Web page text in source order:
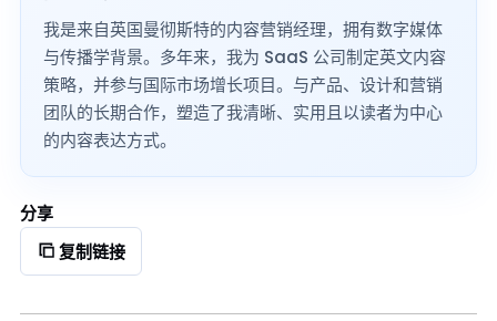
我是来自英国曼彻斯特的内容营销经理，拥有数字媒体
与传播学背景。多年来，我为 SaaS 公司制定英文内容
策略，并参与国际市场增长项目。与产品、设计和营销
团队的长期合作，塑造了我清晰、实用且以读者为中心
的内容表达方式。
分享
复制链接